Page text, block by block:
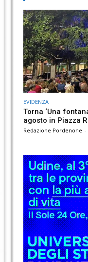
EVIDENZA
Torna ‘Una
agosto in Piazza
Redazione Pordenone -